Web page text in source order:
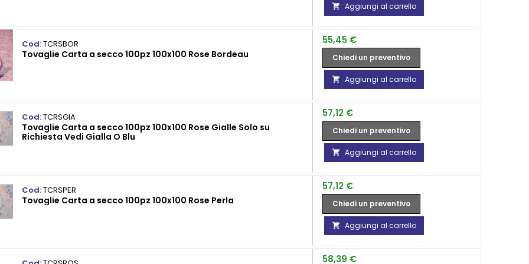
 Aggiungi al carrello
Cod:TCRSBOR
Tovaglie Carta a secco 100pz 100x100 Rose Bordeau
Prezzo
55,45 €
Chiedi un preventivo
 Aggiungi al carrello
Cod:TCRSGIA
Tovaglie Carta a secco 100pz 100x100 Rose Gialle Solo su
Richiesta Vedi Gialla O Blu
Prezzo
57,12 €
Chiedi un preventivo
 Aggiungi al carrello
Cod:TCRSPER
Tovaglie Carta a secco 100pz 100x100 Rose Perla
Prezzo
57,12 €
Chiedi un preventivo
 Aggiungi al carrello
Prezzo
58,39 €